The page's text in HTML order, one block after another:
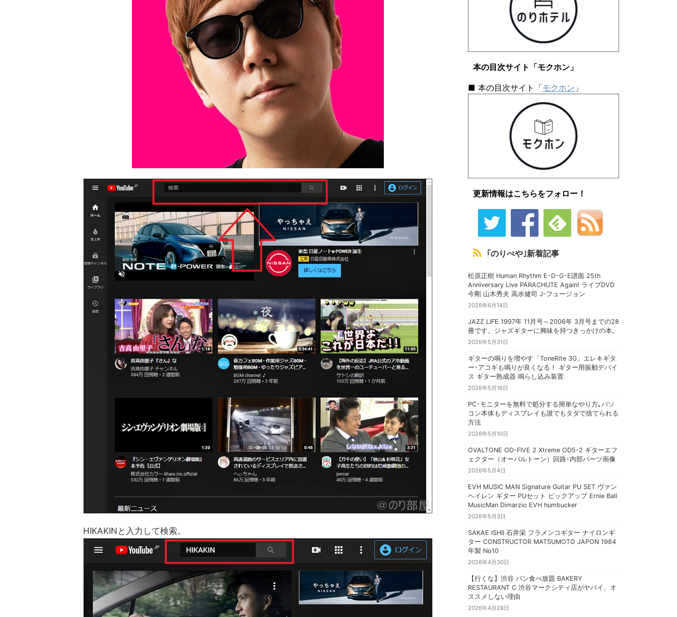
HIKAKINと入力して検索。
本の目次サイト「モクホン」
■ 本の目次サイト「モクホン 」
更新情報はこちらをフォロー！
｢のりべや｣新着記事
松原正樹 Human Rhythm E･D･G･E譜面 25th
Anniversary Live PARACHUTE Again! ライブDVD
今剛 山木秀夫 高水健司 J-フュージョン
2026年6月14日
JAZZ LIFE 1997年 11月号～2006年 3月号までの28
冊です。ジャズギターに興味を持つきっかけの本。
2026年5月31日
ギターの鳴りを増やす「ToneRite 3G」エレキギタ
ー･アコギも鳴りが良くなる！ ギター用振動デバイ
ス ギター熟成器 鳴らし込み装置
2026年5月16日
PC･モニターを無料で処分する簡単なやり方｡パソ
コン本体もディスプレイも誰でもタダで捨てられる
方法
2026年5月10日
OVALTONE OD-FIVE 2 Xtreme OD5-2 ギターエフ
ェクター（オーバルトーン）回路･内部パーツ画像
2026年5月4日
EVH MUSIC MAN Signature Guitar PU SET ヴァン
ヘイレン ギター PUセット ピックアップ Ernie Ball
MusicMan Dimarzio EVH humbucker
2026年5月3日
SAKAE ISHII 石井栄 フラメンコギター ナイロンギ
ター CONSTRUCTOR MATSUMOTO JAPON 1984
年製 No10
2026年4月30日
【行くな】渋谷 パン食べ放題 BAKERY
RESTAURANT C 渋谷マークシティ店がヤバイ、オ
ススメしない理由
2026年4月28日